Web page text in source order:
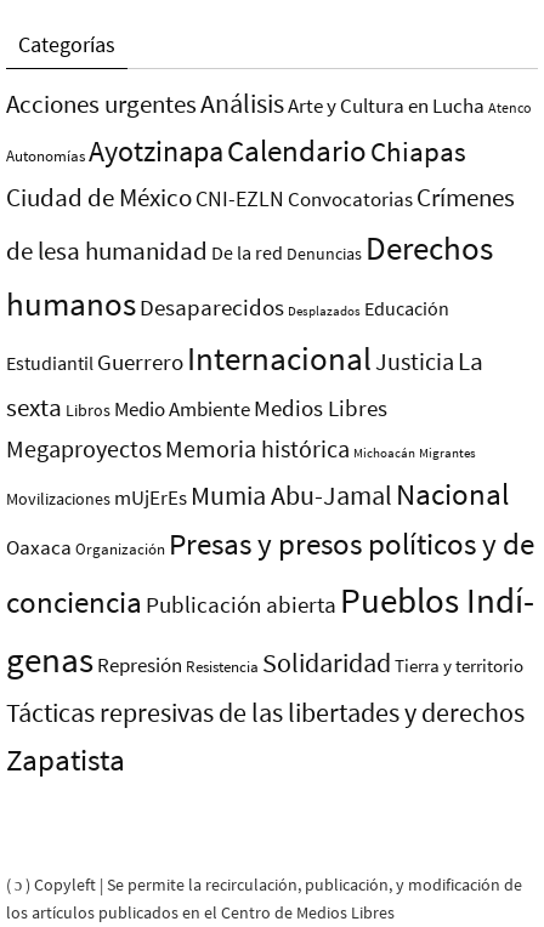
Categorías
Acciones urgentesAnálisisArte y Cultura en Lucha Atenco
AutonomíasAyotzinapaCalendarioChiapas
Ciudad de MéxicoCNI-EZLN ConvocatoriasCrímenes
de lesa humanidad De la red Denuncias Derechos
humanosDesaparecidos Desplazados Educación
Estudiantil Guerrero InternacionalJusticia La
sexta Libros Medio AmbienteMedios Libres
MegaproyectosMemoria histórica Michoacán Migrantes
Movilizaciones mUjErEs Mumia Abu-Jamal Nacional
Oaxaca Organización Presas y presos polí­ticos y de
conciencia Publicación abierta Pueblos Indí­
genasRepresión Resistencia Solidaridad Tierra y territorio
Tácticas represivas de las libertades y derechos
Zapatista
( ɔ ) Copyleft | Se permite la recirculación, publicación, y modificación de
los artículos publicados en el Centro de Medios Libres